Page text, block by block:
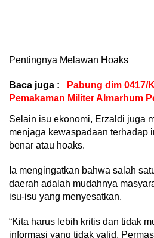
Pentingnya Melawan Hoaks
Baca juga :
Pabung dim 0417/
Pemakaman Militer Almarhum
Selain isu ekonomi, Erzaldi juga
menjaga kewaspadaan terhadap
benar atau hoaks.
Ia mengingatkan bahwa salah
daerah adalah mudahnya
isu-isu yang menyesatkan.
“Kita harus lebih kritis dan tidak
informasi yang tidak valid.